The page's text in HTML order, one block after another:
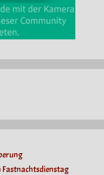
Fastnachtsdienstag